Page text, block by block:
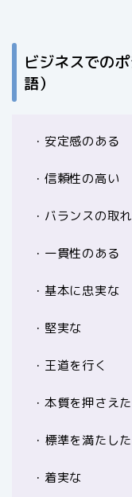
ビジネスでの
語）
・安定感のある
・信頼性の高い
・バランスの取
・一貫性のある
・基本に忠実な
・堅実な
・王道を行く
・本質を押さえた
・標準を満たした
・着実な